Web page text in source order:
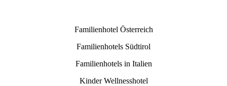
Familienhotel Österreich
Familienhotels Südtirol
Familienhotels in Italien
Kinder Wellnesshotel